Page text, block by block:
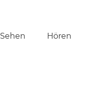
Sehen Hören